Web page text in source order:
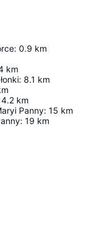
: 0.9 km
km
: 8.1 km
km
Panny: 15 km
: 19 km